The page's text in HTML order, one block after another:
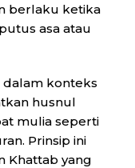
berlaku ketika
asa atau
dalam konteks
husnul
mulia seperti
Prinsip ini
Khattab yang